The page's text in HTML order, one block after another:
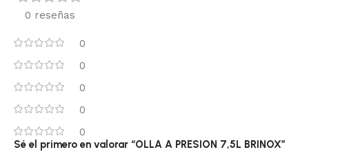
0 reseñas
0
0
0
0
0
Sé el primero en valorar “OLLA A PRESION 7,5L BRINOX”